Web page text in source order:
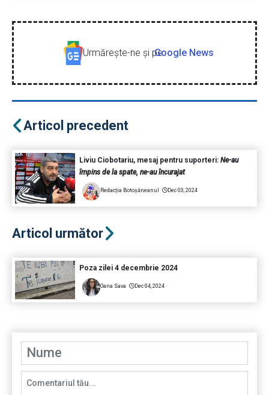
Urmăreşte-ne şi peGoogle News
Articol precedent
Liviu Ciobotariu, mesaj pentru suporteri: Ne-au
împins de la spate, ne-au încurajat
Redacția Botoșăneanul Dec 03, 2024
Articol următor
Poza zilei 4 decembrie 2024
Oana Sava Dec 04, 2024